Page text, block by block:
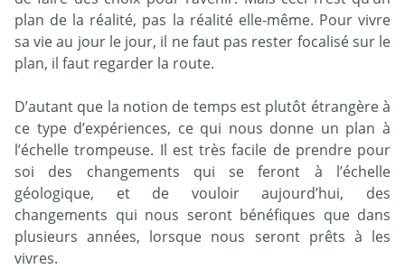
plan de la réalité, pas la réalité elle-même. Pour vivre
sa vie au jour le jour, il ne faut pas rester focalisé sur le
plan, il faut regarder la route.
D’autant que la notion de temps est plutôt étrangère à
ce type d’expériences, ce qui nous donne un plan à
l’échelle trompeuse. Il est très facile de prendre pour
soi des changements qui se feront à l’échelle
géologique, et de vouloir aujourd’hui, des
changements qui nous seront bénéfiques que dans
plusieurs années, lorsque nous seront prêts à les
vivres.